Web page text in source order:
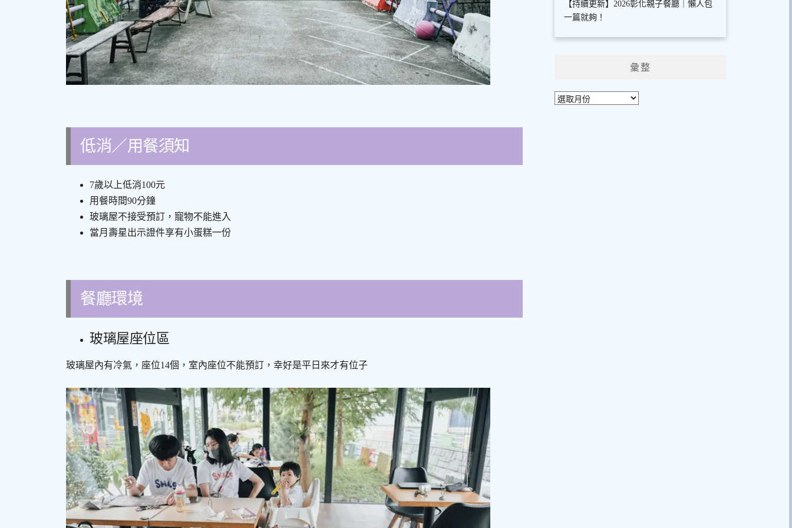
低消／用餐須知
7歲以上低消100元
用餐時間90分鐘
玻璃屋不接受預訂，寵物不能進入
當月壽星出示證件享有小蛋糕一份
餐廳環境
玻璃屋座位區
玻璃屋內有冷氣，座位14個，室內座位不能預訂，幸好是平日來才有位子
【持續更新】2026彰化親子餐廳｜懶人包
一篇就夠！
彙整
彙